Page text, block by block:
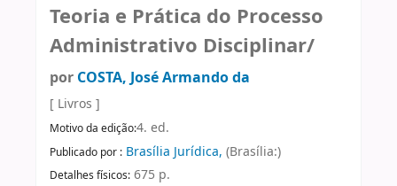
Teoria e Prática do Processo
Administrativo Disciplinar/
por COSTA, José Armando da
[ Livros ]
Motivo da edição:4. ed.
Publicado por : Brasília Jurídica, (Brasília:)
Detalhes físicos: 675 p.